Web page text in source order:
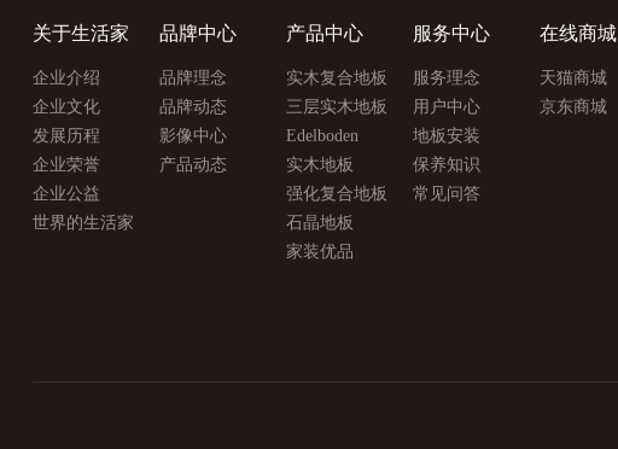
关于生活家
企业介绍
企业文化
发展历程
企业荣誉
企业公益
世界的生活家
品牌中心
品牌理念
品牌动态
影像中心
产品动态
产品中心
实木复合地板
三层实木地板
Edelboden
实木地板
强化复合地板
石晶地板
家装优品
服务中心
服务理念
用户中心
地板安装
保养知识
常见问答
在线商城
天猫商城
京东商城